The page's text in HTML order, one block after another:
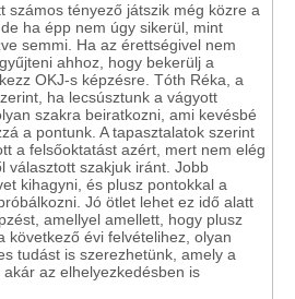
számos tényező játszik még közre a
ha épp nem úgy sikerül, mint
semmi. Ha az érettségivel nem
ahhoz, hogy bekerülj a
OKJ-s képzésre. Tóth Réka, a
ha lecsúsztunk a vágyott
szakra beiratkozni, ami kevésbé
a pontunk. A tapasztalatok szerint
a felsőoktatást azért, mert nem elég
választott szakjuk iránt. Jobb
kihagyni, és plusz pontokkal a
Jó ötlet lehet ez idő alatt
amellyel amellett, hogy plusz
következő évi felvételihez, olyan
tudást is szerezhetünk, amely a
az elhelyezkedésben is